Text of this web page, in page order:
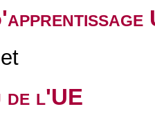
de l'UE